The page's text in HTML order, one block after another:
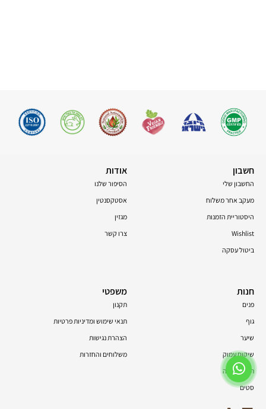
חשבון
החשבון שלי
מעקב אחר משלוח
היסטוריית הזמנות
Wishlist
ביטול עסקה
אודות
הסיפור שלנו
אסטקסנטין
מגזין
צרו קשר
חנות
פנים
גוף
שיער
שיקום עמוק
תוספי תזונה
סטים
משפטי
תקנון
תנאי שימוש ומדיניות פרטיות
הצהרת נגישות
משלוחים והחזרות